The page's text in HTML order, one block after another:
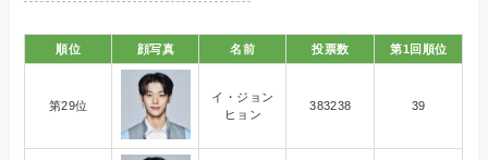
順位 顔写真 名前 投票数 第1回順位
第29位
イ・ジョン
ヒョン
383238 39